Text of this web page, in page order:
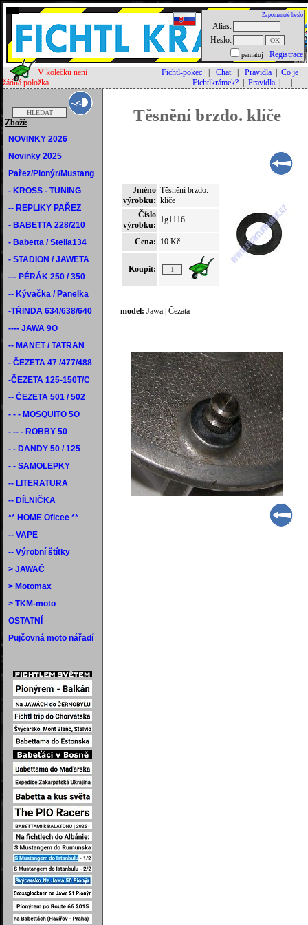
Zapomenuté heslo
Alias:
Heslo:
pamatuj
Registrace
V kolečku není
žádná položka
Fichtl-pokec Chat| Pravidla
Co je
Fichtlkrámek?
Pravidla . .
Zboží:
NOVINKY 2026
Novinky 2025
Pařez/Pionýr/Mustang
- KROSS - TUNING
-- REPLIKY PAŘEZ
- BABETTA 228/210
- Babetta / Stella134
- STADION / JAWETA
--- PÉRÁK 250 / 350
-- Kývačka / Panelka
-TŘINDA 634/638/640
---- JAWA 9O
-- MANET / TATRAN
- ČEZETA 47 /477/488
-ČEZETA 125-150T/C
-- ČEZETA 501 / 502
- - - MOSQUITO 5O
- -- - ROBBY 50
- - DANDY 50 / 125
- - SAMOLEPKY
-- LITERATURA
-- DÍLNIČKA
** HOME Oficee **
-- VAPE
-- Výrobní štítky
> JAWAČ
> Motomax
> TKM-moto
OSTATNÍ
Pujčovná moto nářadí
Těsnění brzdo. klíče
Jméno
výrobku:
Těsnění brzdo.
klíče
Číslo
výrobku:
1g1116
Cena: 10 Kč
Koupit:
model: Jawa | Čezata